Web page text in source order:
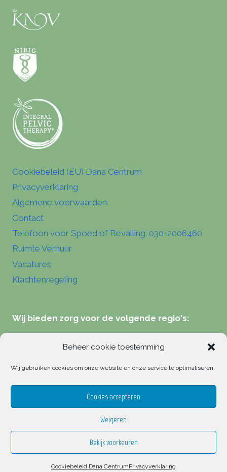
Beheer cookie toestemming
Wij gebruiken cookies om onze website en onze service te optimaliseren.
Cookies accepteren
Weigeren
Bekijk voorkeuren
Cookiebeleid Dana CentrumPrivacyverklaring
Cookiebeleid (EU) Dana Centrum
Privacyverklaring
Algemene voorwaarden
Contact
Telefoon voor Spoed of Bevalling: 030-2006460
Ruimte Verhuur
Vacatures
Klachtenregeling
Wij bieden zorg voor de volgende regio's:
Verloskundigen Zeist
Verloskundigen Bilthoven
© 2026 Dana Centrum holistische verloskunde